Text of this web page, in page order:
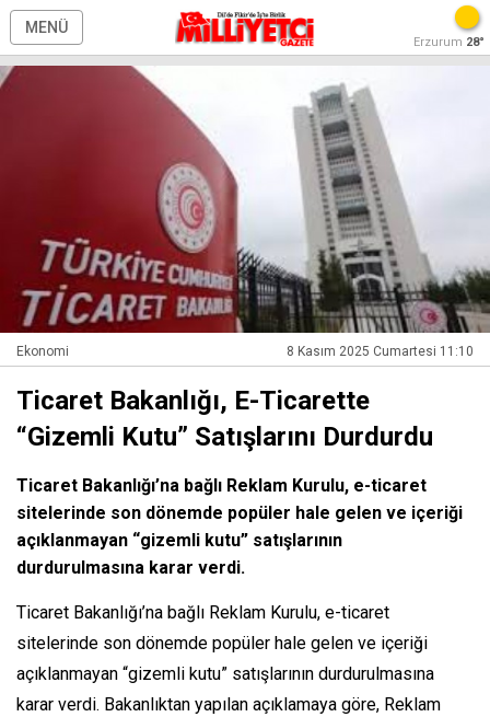
MENÜ
Erzurum 28°
Ekonomi 8 Kasım 2025 Cumartesi 11:10
Ticaret Bakanlığı, E-Ticarette
“Gizemli Kutu” Satışlarını Durdurdu
Ticaret Bakanlığı’na bağlı Reklam Kurulu, e-ticaret
sitelerinde son dönemde popüler hale gelen ve içeriği
açıklanmayan “gizemli kutu” satışlarının
durdurulmasına karar verdi.
Ticaret Bakanlığı’na bağlı Reklam Kurulu, e-ticaret
sitelerinde son dönemde popüler hale gelen ve içeriği
açıklanmayan “gizemli kutu” satışlarının durdurulmasına
karar verdi. Bakanlıktan yapılan açıklamaya göre, Reklam